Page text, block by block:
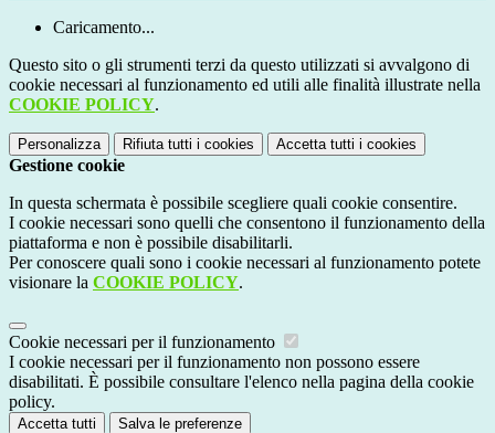
Caricamento...
Questo sito o gli strumenti terzi da questo utilizzati si avvalgono di
cookie necessari al funzionamento ed utili alle finalità illustrate nella
COOKIE POLICY.
Personalizza Rifiuta tutti i cookies Accetta tutti i cookies
Gestione cookie
In questa schermata è possibile scegliere quali cookie consentire.
I cookie necessari sono quelli che consentono il funzionamento della
piattaforma e non è possibile disabilitarli.
Per conoscere quali sono i cookie necessari al funzionamento potete
visionare la COOKIE POLICY.
Cookie necessari per il funzionamento
I cookie necessari per il funzionamento non possono essere
disabilitati. È possibile consultare l'elenco nella pagina della cookie
policy.
Accetta tutti Salva le preferenze